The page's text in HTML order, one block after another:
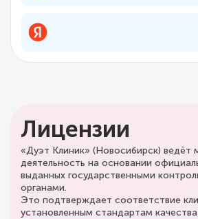
Лицензии
«Дуэт Клиник» (Новосибирск) ведёт
деятельность на основании
выданных государственными
органами.
Это подтверждает соответствие
установленным стандартам